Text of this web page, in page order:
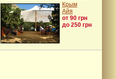
Крым
Айя
от 90 грн
до 250 грн